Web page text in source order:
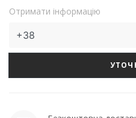
Отримати інформацію